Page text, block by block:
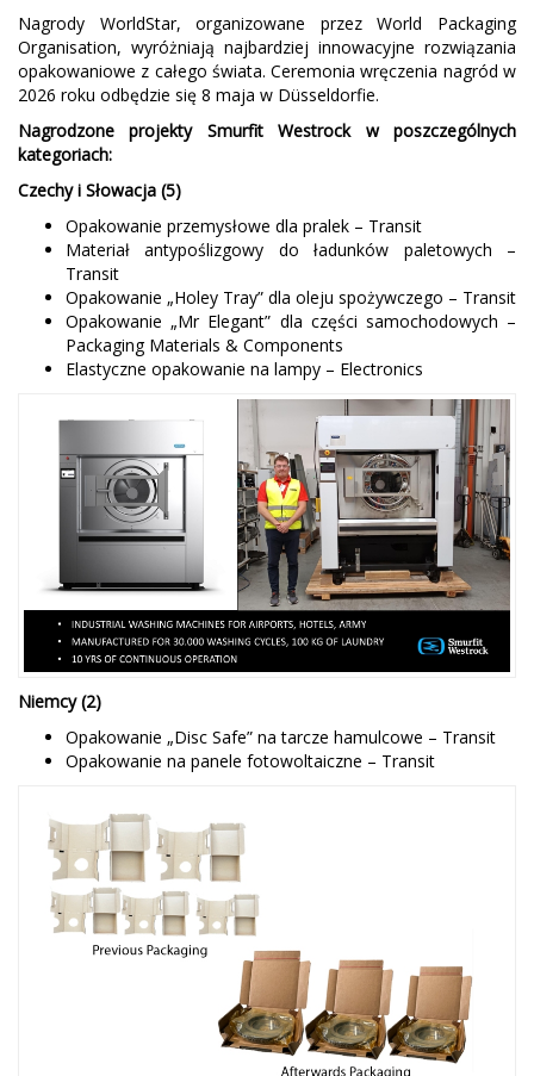
Nagrody WorldStar, organizowane przez World Packaging
Organisation, wyróżniają najbardziej innowacyjne rozwiązania
opakowaniowe z całego świata. Ceremonia wręczenia nagród w
2026 roku odbędzie się 8 maja w Düsseldorfie.
Nagrodzone projekty Smurfit Westrock w poszczególnych
kategoriach:
Czechy i Słowacja (5)
Opakowanie przemysłowe dla pralek – Transit
Materiał antypoślizgowy do ładunków paletowych –
Transit
Opakowanie „Holey Tray” dla oleju spożywczego – Transit
Opakowanie „Mr Elegant” dla części samochodowych –
Packaging Materials & Components
Elastyczne opakowanie na lampy – Electronics
Niemcy (2)
Opakowanie „Disc Safe” na tarcze hamulcowe – Transit
Opakowanie na panele fotowoltaiczne – Transit